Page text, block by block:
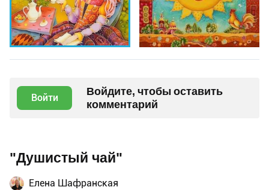
Войти
Войдите, чтобы оставить
комментарий
"Душистый чай"
Елена Шафранская